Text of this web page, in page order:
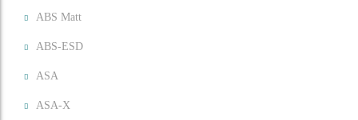
ABS Matt
ABS-ESD
ASA
ASA-X